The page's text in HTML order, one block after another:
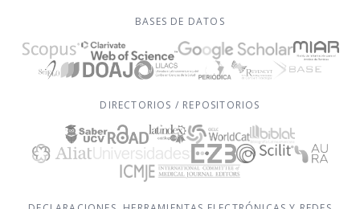
BASES DE DATOS
DIRECTORIOS / REPOSITORIOS